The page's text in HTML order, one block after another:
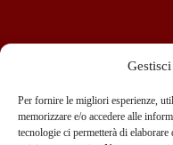
Per fornire le migliori esperienze,
memorizzare e/o accedere alle
tecnologie ci permetterà di